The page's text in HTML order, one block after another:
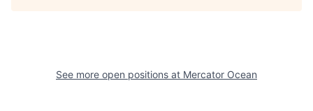
See more open positions at Mercator Ocean